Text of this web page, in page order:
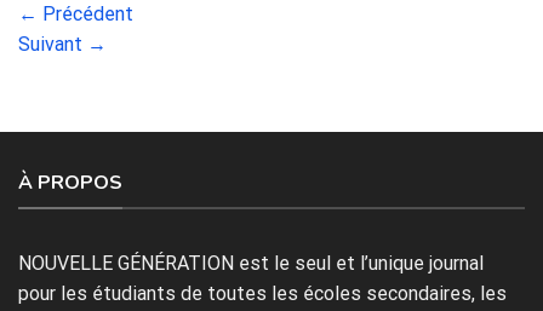
← Précédent
Suivant →
À PROPOS
NOUVELLE GÉNÉRATION est le seul et l’unique journal
pour les étudiants de toutes les écoles secondaires, les